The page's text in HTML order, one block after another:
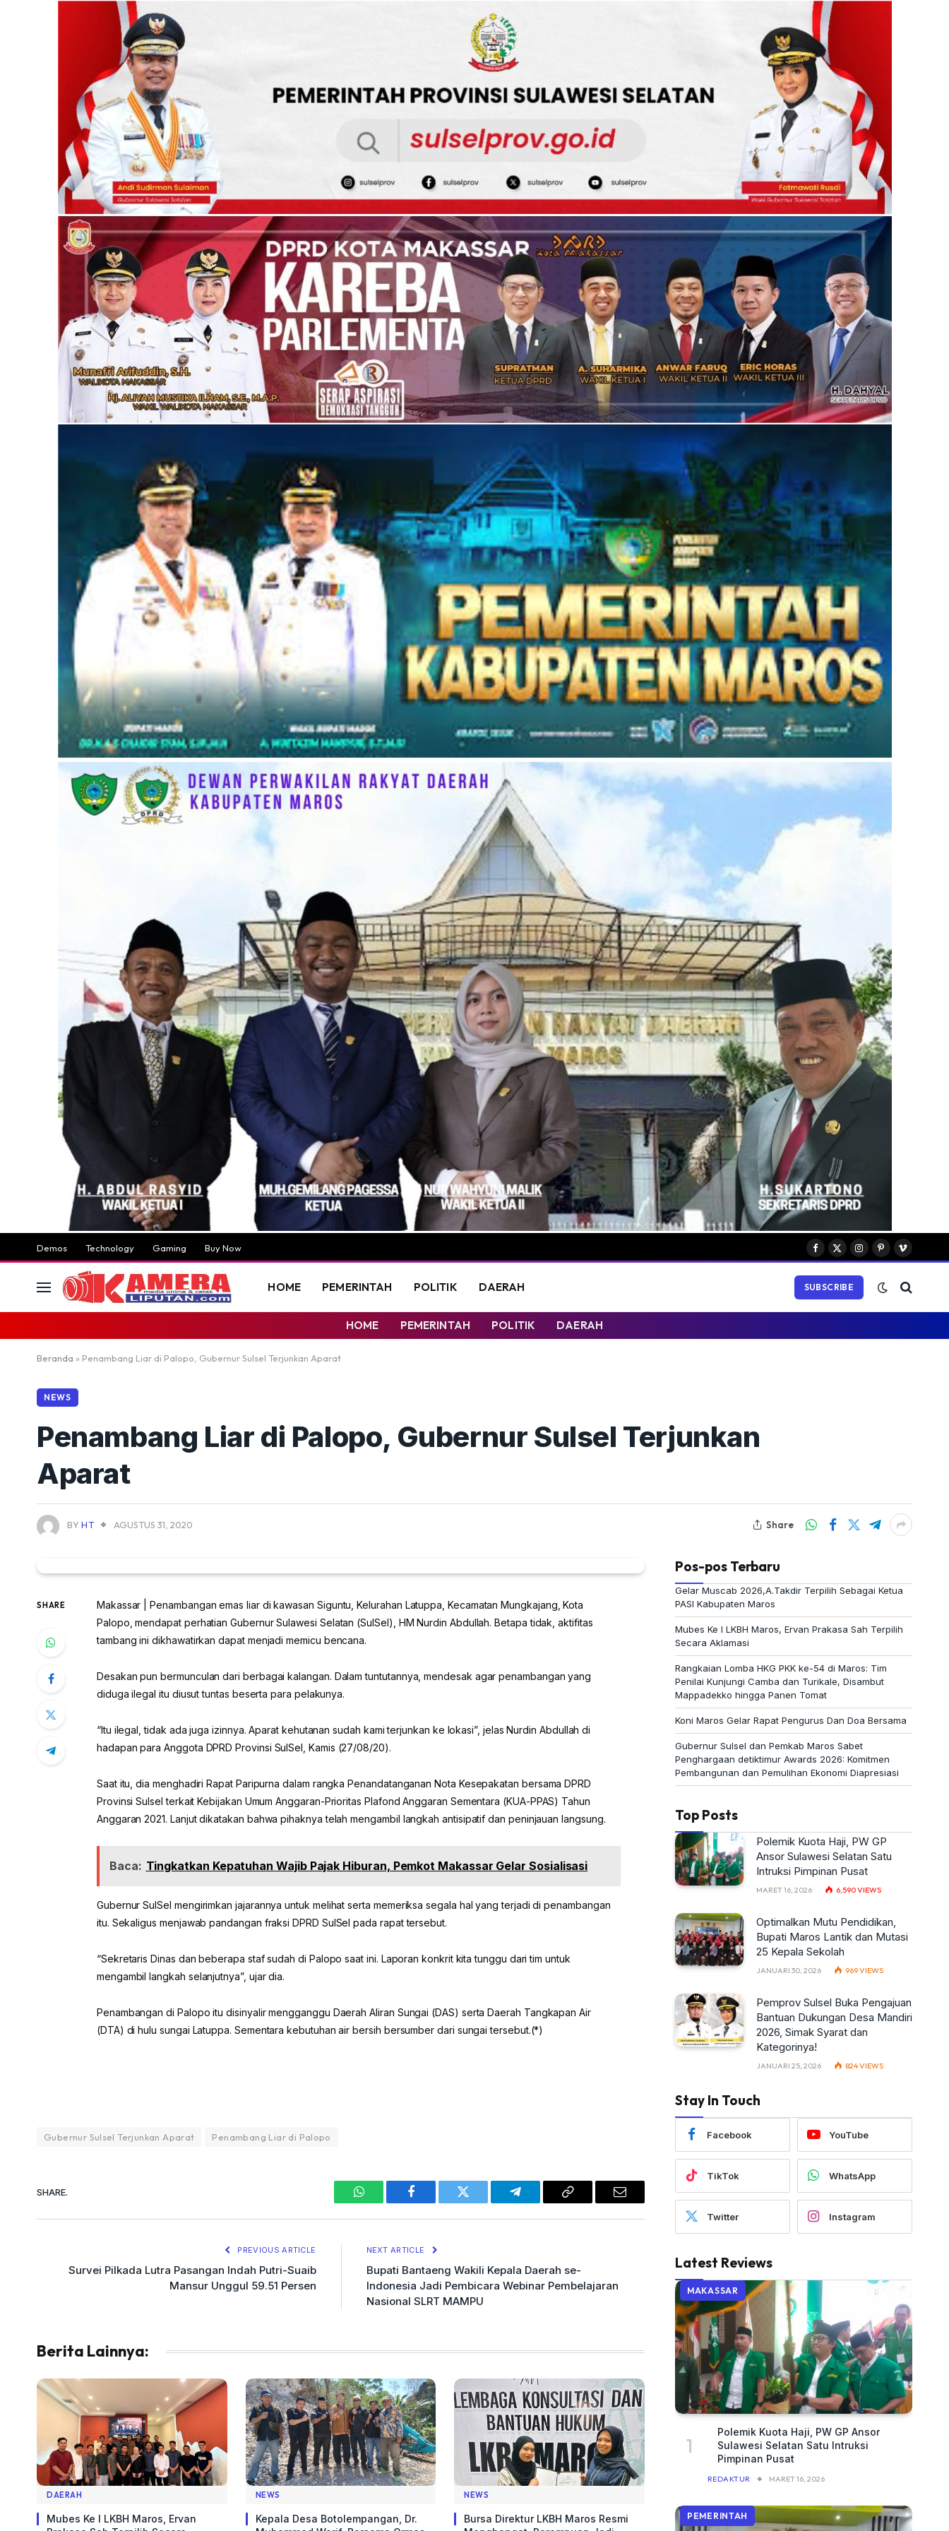
Demos Technology Gaming Buy Now
Facebook
X
Instagram
PinterestVimeo
HOME PEMERINTAH POLITIK DAERAH SUBSCRIBE
HOME PEMERINTAH POLITIK DAERAH
Beranda » Penambang Liar di Palopo, Gubernur Sulsel Terjunkan Aparat
NEWS
Penambang Liar di Palopo, Gubernur Sulsel Terjunkan
Aparat
BY HT AGUSTUS 31, 2020 Share
SHARE
Makassar | Penambangan emas liar di kawasan Siguntu, Kelurahan Latuppa, Kecamatan Mungkajang, Kota
Palopo, mendapat perhatian Gubernur Sulawesi Selatan (SulSel), HM Nurdin Abdullah. Betapa tidak, aktifitas
tambang ini dikhawatirkan dapat menjadi memicu bencana.
Desakan pun bermunculan dari berbagai kalangan. Dalam tuntutannya, mendesak agar penambangan yang
diduga ilegal itu diusut tuntas beserta para pelakunya.
“Itu ilegal, tidak ada juga izinnya. Aparat kehutanan sudah kami terjunkan ke lokasi”, jelas Nurdin Abdullah di
hadapan para Anggota DPRD Provinsi SulSel, Kamis (27/08/20).
Saat itu, dia menghadiri Rapat Paripurna dalam rangka Penandatanganan Nota Kesepakatan bersama DPRD
Provinsi Sulsel terkait Kebijakan Umum Anggaran-Prioritas Plafond Anggaran Sementara (KUA-PPAS) Tahun
Anggaran 2021. Lanjut dikatakan bahwa pihaknya telah mengambil langkah antisipatif dan peninjauan langsung.
Baca: Tingkatkan Kepatuhan Wajib Pajak Hiburan, Pemkot Makassar Gelar Sosialisasi
Gubernur SulSel mengirimkan jajarannya untuk melihat serta memeriksa segala hal yang terjadi di penambangan
itu. Sekaligus menjawab pandangan fraksi DPRD SulSel pada rapat tersebut.
“Sekretaris Dinas dan beberapa staf sudah di Palopo saat ini. Laporan konkrit kita tunggu dari tim untuk
mengambil langkah selanjutnya”, ujar dia.
Penambangan di Palopo itu disinyalir mengganggu Daerah Aliran Sungai (DAS) serta Daerah Tangkapan Air
(DTA) di hulu sungai Latuppa. Sementara kebutuhan air bersih bersumber dari sungai tersebut.(*)
Gubernur Sulsel Terjunkan Aparat Penambang Liar di Palopo
SHARE.
WhatsAppFacebook Twitter Telegram Copy
Email
PREVIOUS ARTICLE
Survei Pilkada Lutra Pasangan Indah Putri-Suaib
Mansur Unggul 59.51 Persen
NEXT ARTICLE
Bupati Bantaeng Wakili Kepala Daerah se-
Indonesia Jadi Pembicara Webinar Pembelajaran
Nasional SLRT MAMPU
Berita Lainnya:
DAERAH
Mubes Ke I LKBH Maros, Ervan
NEWS
Kepala Desa Botolempangan, Dr.
NEWS
Bursa Direktur LKBH Maros Resmi
Pos-pos Terbaru
Gelar Muscab 2026,A.Takdir Terpilih Sebagai Ketua
PASI Kabupaten Maros
Mubes Ke I LKBH Maros, Ervan Prakasa Sah Terpilih
Secara Aklamasi
Rangkaian Lomba HKG PKK ke-54 di Maros: Tim
Penilai Kunjungi Camba dan Turikale, Disambut
Mappadekko hingga Panen Tomat
Koni Maros Gelar Rapat Pengurus Dan Doa Bersama
Gubernur Sulsel dan Pemkab Maros Sabet
Penghargaan detiktimur Awards 2026: Komitmen
Pembangunan dan Pemulihan Ekonomi Diapresiasi
Top Posts
Polemik Kuota Haji, PW GP
Ansor Sulawesi Selatan Satu
Intruksi Pimpinan Pusat
MARET 16, 2026 6,590VIEWS
Optimalkan Mutu Pendidikan,
Bupati Maros Lantik dan Mutasi
25 Kepala Sekolah
JANUARI 30, 2026 969VIEWS
Pemprov Sulsel Buka Pengajuan
Bantuan Dukungan Desa Mandiri
2026, Simak Syarat dan
Kategorinya!
JANUARI 25, 2026 824VIEWS
Stay In Touch
Facebook YouTube
TikTok WhatsApp
Twitter Instagram
Latest Reviews
MAKASSAR
Polemik Kuota Haji, PW GP Ansor
Sulawesi Selatan Satu Intruksi
Pimpinan Pusat
REDAKTUR MARET 16, 2026
PEMERINTAH